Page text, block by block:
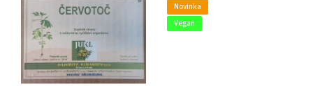
Novinka
Vegan